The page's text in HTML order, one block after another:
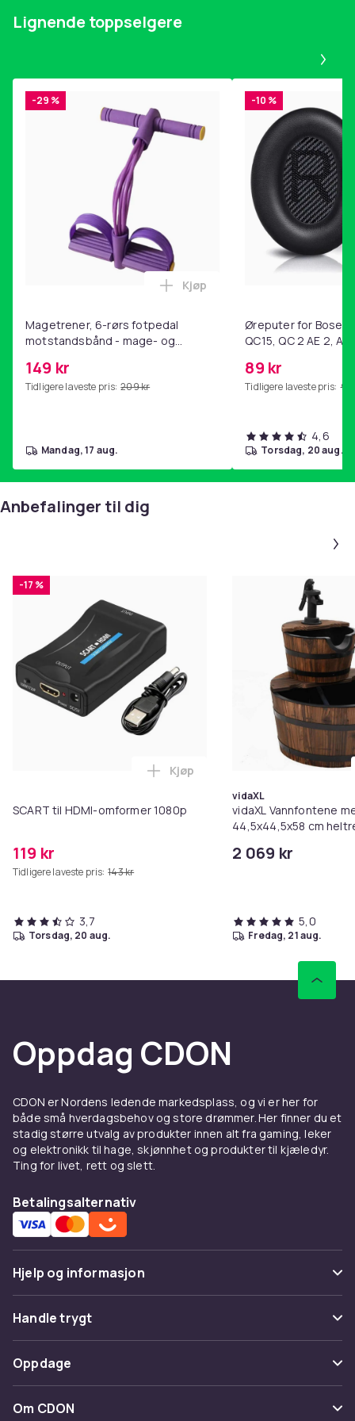
Orange
Vekt, gram
16650
a04764a9-c188-40fd-8a3f-8d3406be16ac
Produktsikkerhetsinformasjon
Lignende toppselgere
-29 %
Magetrener, 6-rørs fotpedal
motstandsbånd - mage- og
hjemmegymnastikk Purple
149 kr
Tidligere laveste pris: 209 kr
Legg Magetrener, 6-rørs
Kjøp
mandag, 17 aug.
-10 %
Øreputer for Bose
QC15, QC 2 AE 2, AE
89 kr
Tidligere laveste pris: 99
4,6
torsdag, 20 aug.
Anbefalinger til dig
-17 %
SCART til HDMI-omformer 1080p
119 kr
Tidligere laveste pris: 143 kr
Legg SCART til HDMI-omformer
Kjøp
3,7
torsdag, 20 aug.
vidaXL
vidaXL Vannfontene
44,5x44,5x58 cm
2 069 kr
5,0
fredag, 21 aug.
Oppdag CDON
CDON er Nordens ledende markedsplass, og vi er her for
både små hverdagsbehov og store drømmer. Her finner du et
stadig større utvalg av produkter innen alt fra gaming, leker
og elektronikk til hage, skjønnhet og produkter til kjæledyr.
Ting for livet, rett og slett.
Betalingsalternativ
Hjelp og informasjon
Vanlige spørsmål
Spor pakke
Angre & returner her
Kontakt oss
Handle trygt
Betaling
Levering
Oppdage
Kategorier
Om CDON